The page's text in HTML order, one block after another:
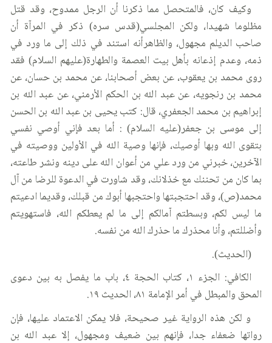
وكيف كان، فالمتحصل مما ذكرنا أن الرجل ممدوح، وقد قتل
مظلوما شهيدا، ولكن المجلسي(قدس سره) ذكر في المرآة أن
صاحب الديلم مجهول، والظاهرأنه استند في ذلك إلى ما ورد في
ذمه، وعدم إذعانه بأهل بيت العصمة والطهارة(عليهم السلام) فقد
روى محمد بن يعقوب، عن بعض أصحابنا، عن محمد بن حسان، عن
محمد بن رنجويه، عن عبد الله بن الحكم الأرمني، عن عبد الله بن
إبراهيم بن محمد الجعفري، قال: كتب يحيى بن عبد الله بن الحسن
إلى موسى بن جعفر(عليه السلام) : أما بعد فإني أوصي نفسي
بتقوى الله وبها أوصيك، فإنها وصية الله في الأولين ووصيته في
الآخرين، خبرني من ورد علي من أعوان الله على دينه ونشر طاعته،
بما كان من تحننك مع خذلانك، وقد شاورت في الدعوة للرضا من آل
محمد(ص)، وقد احتجبتها واحتجبها أبوك من قبلك، وقديما ادعيتم
ما ليس لكم، وبسطتم آمالكم إلى ما لم يعطكم الله، فاستهويتم
وأضللتم، وأنا محذرك ما حذرك الله من نفسه.
(الحديث).
الكافي: الجزء ١، كتاب الحجة ٤، باب ما يفصل به بين دعوى
المحق والمبطل في أمر الإمامة ٨١، الحديث ١٩.
و لكن هذه الرواية غير صحيحة، فلا يمكن الاعتماد عليها، فإن
رواتها ضعفاء جدا، فإنهم بين ضعيف ومجهول، إلا عبد الله بن